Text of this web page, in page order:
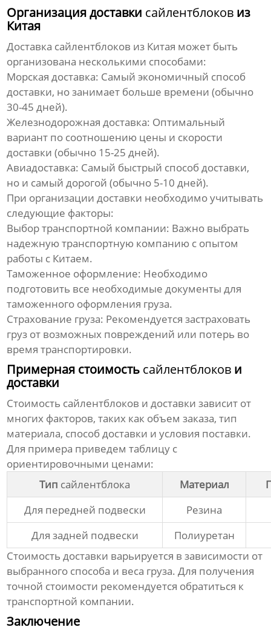
Организация доставки сайлентблоков из
Китая
Доставка сайлентблоков из Китая может быть
организована несколькими способами:
Морская доставка: Самый экономичный способ
доставки, но занимает больше времени (обычно
30-45 дней).
Железнодорожная доставка: Оптимальный
вариант по соотношению цены и скорости
доставки (обычно 15-25 дней).
Авиадоставка: Самый быстрый способ доставки,
но и самый дорогой (обычно 5-10 дней).
При организации доставки необходимо учитывать
следующие факторы:
Выбор транспортной компании: Важно выбрать
надежную транспортную компанию с опытом
работы с Китаем.
Таможенное оформление: Необходимо
подготовить все необходимые документы для
таможенного оформления груза.
Страхование груза: Рекомендуется застраховать
груз от возможных повреждений или потерь во
время транспортировки.
Примерная стоимость сайлентблоков и
доставки
Стоимость сайлентблоков и доставки зависит от
многих факторов, таких как объем заказа, тип
материала, способ доставки и условия поставки.
Для примера приведем таблицу с
ориентировочными ценами:
Тип сайлентблока Материал
Для передней подвески
Резина
Для задней подвески
Полиуретан
Стоимость доставки варьируется в зависимости от
выбранного способа и веса груза. Для получения
точной стоимости рекомендуется обратиться к
транспортной компании.
Заключение